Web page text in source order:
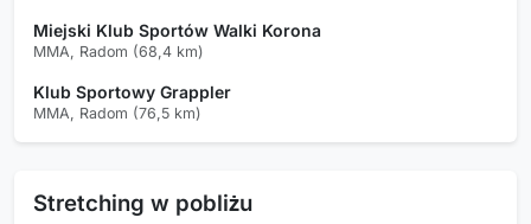
Miejski Klub Sportów Walki Korona
MMA, Radom (68,4 km)
Klub Sportowy Grappler
MMA, Radom (76,5 km)
Stretching w pobliżu